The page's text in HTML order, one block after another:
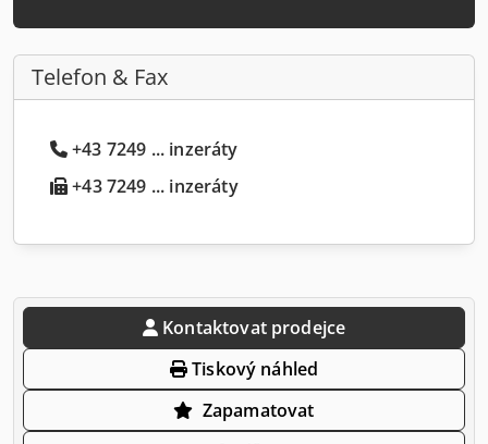
Telefon & Fax
+43 7249 ... inzeráty
+43 7249 ... inzeráty
Kontaktovat prodejce
Tiskový náhled
Zapamatovat